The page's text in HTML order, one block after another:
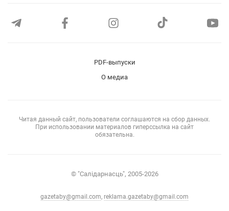
PDF-выпуски
О медиа
Читая данный сайт, пользователи соглашаются на сбор данных.
При использовании материалов гиперссылка на сайт
обязательна.
© "Салiдарнасць", 2005-2026
gazetaby@gmail.com, reklama.gazetaby@gmail.com